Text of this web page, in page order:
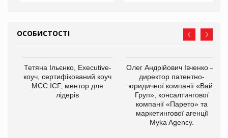
ОСОБИСТОСТІ
Тетяна Ільєнко, Executive-
коуч, сертифікований коуч
МСС ICF, ментор для
лідерів
Олег Андрійович Івченко —
директор патентно-
юридичної компанії «Вайз
Груп», консалтингової
компанії «Парето» та
маркетингової агенції
Myka Agency.